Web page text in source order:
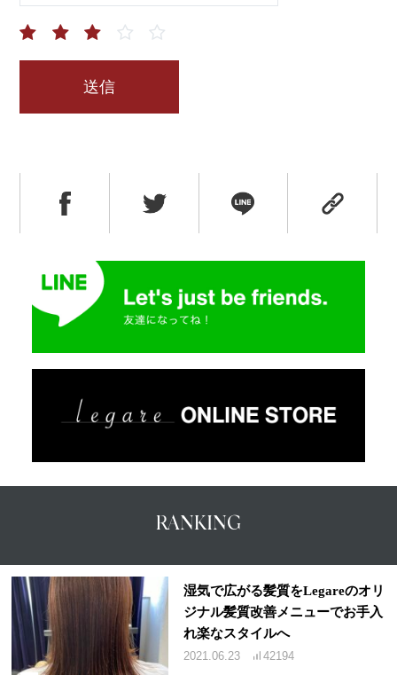
RANKING
湿気で広がる髪質をLegareのオリ
ジナル髪質改善メニューでお手入
れ楽なスタイルへ
2021.06.23 42194